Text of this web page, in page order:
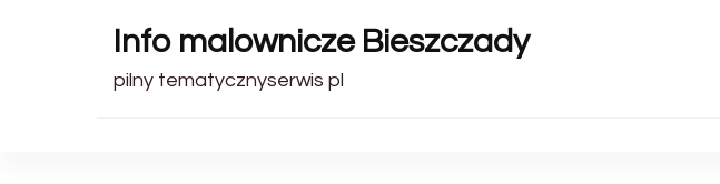
Info malownicze Bieszczady
pilny tematycznyserwis pl